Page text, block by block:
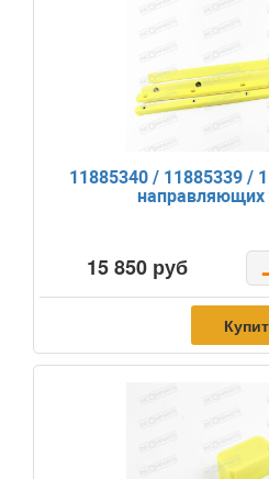
11885340 / 11885339 /
направляющих
15 850 руб